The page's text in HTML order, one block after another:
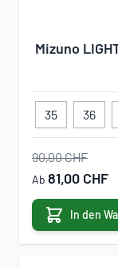
Mizuno
35 36
90,00 CHF
Ab 81,00 CHF
In den